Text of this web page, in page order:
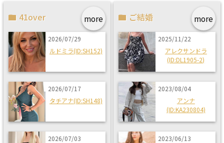
more
41over
2026/07/29
ルドミラ(ID:SH152)
2026/07/17
タチアナ(ID:SH148)
2026/07/03
more
ご結婚
2025/11/22
アレクサンドラ
(ID:DL1905-2)
2023/08/04
アンナ
(ID:KA230804)
2023/06/13